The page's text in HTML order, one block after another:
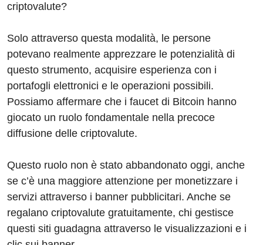
criptovalute?
Solo attraverso questa modalità, le persone
potevano realmente apprezzare le potenzialità di
questo strumento, acquisire esperienza con i
portafogli elettronici e le operazioni possibili.
Possiamo affermare che i faucet di Bitcoin hanno
giocato un ruolo fondamentale nella precoce
diffusione delle criptovalute.
Questo ruolo non è stato abbandonato oggi, anche
se c’è una maggiore attenzione per monetizzare i
servizi attraverso i banner pubblicitari. Anche se
regalano criptovalute gratuitamente, chi gestisce
questi siti guadagna attraverso le visualizzazioni e i